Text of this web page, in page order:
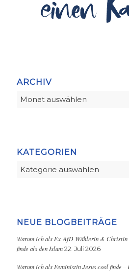
ARCHIV
KATEGORIEN
Kategorien
NEUE BLOGBEITRÄGE
Warum ich als Ex-AfD-Wählerin &
finde als den Islam 22. Juli 2026
Warum ich als Feministin Jesus cool finde –